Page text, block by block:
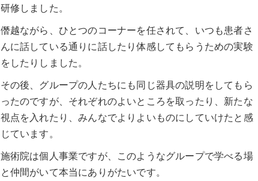
研修しました。
僭越ながら、ひとつのコーナーを任されて、いつも患者さ
んに話している通りに話したり体感してもらうための実験
をしたりしました。
その後、グループの人たちにも同じ器具の説明をしてもら
ったのですが、それぞれのよいところを取ったり、新たな
視点を入れたり、みんなでよりよいものにしていけたと感
じています。
施術院は個人事業ですが、このようなグループで学べる場
と仲間がいて本当にありがたいです。